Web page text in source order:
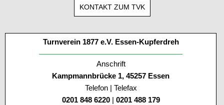
KONTAKT ZUM TVK
Turnverein 1877 e.V. Essen-Kupferdreh
Anschrift
Kampmannbrücke 1, 45257 Essen
Telefon | Telefax
0201 848 6220 | 0201 488 179